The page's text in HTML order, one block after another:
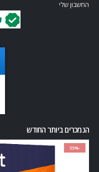
החשבון שלי
הנמכרים ביותר החודש
-55%